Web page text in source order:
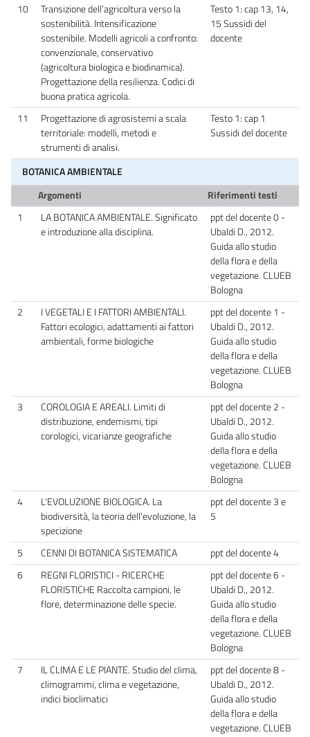
10
Transizione dell’agricoltura verso la
sostenibilità. Intensificazione
sostenibile. Modelli agricoli a confronto:
convenzionale, conservativo
(agricoltura biologica e biodinamica).
Progettazione della resilienza. Codici di
buona pratica agricola.
Testo 1: cap 13, 14,
15 Sussidi del
docente
11
Progettazione di agrosistemi a scala
territoriale: modelli, metodi e
strumenti di analisi.
Testo 1: cap 1
Sussidi del docente
BOTANICA AMBIENTALE
Argomenti
Riferimenti testi
1
LA BOTANICA AMBIENTALE. Significato
e introduzione alla disciplina.
ppt del docente 0 -
Ubaldi D., 2012.
Guida allo studio
della flora e della
vegetazione. CLUEB
Bologna
2
I VEGETALI E I FATTORI AMBIENTALI.
Fattori ecologici, adattamenti ai fattori
ambientali, forme biologiche
ppt del docente 1 -
Ubaldi D., 2012.
Guida allo studio
della flora e della
vegetazione. CLUEB
Bologna
3
COROLOGIA E AREALI. Limiti di
distribuzione, endemismi, tipi
corologici, vicarianze geografiche
ppt del docente 2 -
Ubaldi D., 2012.
Guida allo studio
della flora e della
vegetazione. CLUEB
Bologna
4
L'EVOLUZIONE BIOLOGICA. La
biodiversità, la teoria dell'evoluzione, la
specizione
ppt del docente 3 e
5
5 CENNI DI BOTANICA SISTEMATICA
ppt del docente 4
6
REGNI FLORISTICI - RICERCHE
FLORISTICHE Raccolta campioni, le
flore, determinazione delle specie.
ppt del docente 6 -
Ubaldi D., 2012.
Guida allo studio
della flora e della
vegetazione. CLUEB
Bologna
7
IL CLIMA E LE PIANTE. Studio del clima,
climogrammi, clima e vegetazione,
indici bioclimatici
ppt del docente 8 -
Ubaldi D., 2012.
Guida allo studio
della flora e della
vegetazione. CLUEB